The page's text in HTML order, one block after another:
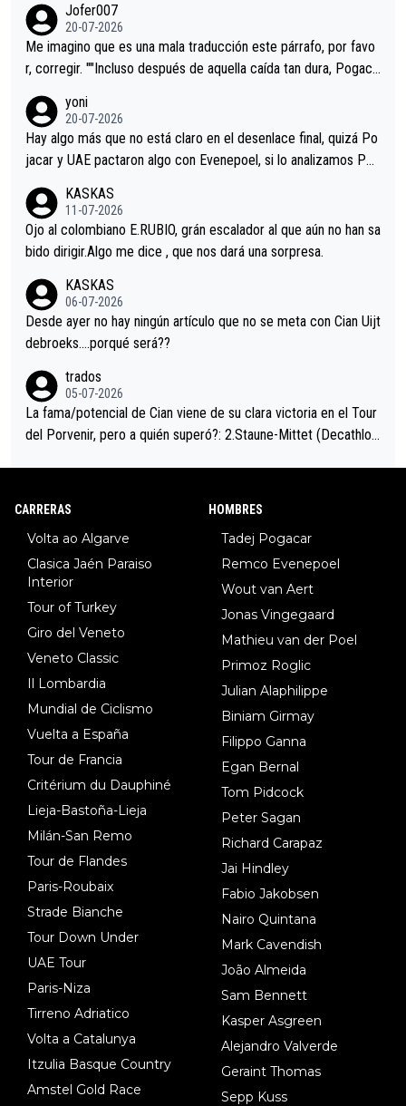
Minguez, Velez etc etc.Me da pena vivir estos momentos tan
tristes sin victorias.
Jofer007
20-07-2026
Me imagino que es una mala traducción este párrafo, por favo
r, corregir. ""Incluso después de aquella caída tan dura, Pogaca
permaneció pegado a su rueda. Parecía increíble la forma en l
a que era capaz de controlar el miedo", recordó."
yoni
20-07-2026
Hay algo más que no está claro en el desenlace final, quizá Po
jacar y UAE pactaron algo con Evenepoel, si lo analizamos Poj
i sin pedalear, luego está el saludo con Evenepoel dándose la
mano de una manera muy fraternal, más allá de los típicos toqu
es en el hombro con que saludaba a Vingegard. Ahí hubo una in
eta, a ver si por querer poner a Del Toro con calzador en posi
ción de podio UAE y Pojacar se van complicar el tour.
KASKAS
11-07-2026
Ojo al colombiano E.RUBIO, grán escalador al que aún no han sa
bido dirigir.Algo me dice , que nos dará una sorpresa.
KASKAS
06-07-2026
Desde ayer no hay ningún artículo que no se meta con Cian Uijt
debroeks….porqué será??
trados
05-07-2026
La fama/potencial de Cian viene de su clara victoria en el Tour
del Porvenir, pero a quién superó?: 2.Staune-Mittet (Decathlon,
CARRERAS
Volta ao Algarve
Clasica Jaén Paraiso
Interior
Tour of Turkey
Giro del Veneto
Veneto Classic
Il Lombardia
Mundial de Ciclismo
Vuelta a España
Tour de Francia
Critérium du Dauphiné
Lieja-Bastoña-Lieja
Milán-San Remo
Tour de Flandes
Paris-Roubaix
Strade Bianche
Tour Down Under
UAE Tour
Paris-Niza
Tirreno Adriatico
Volta a Catalunya
Itzulia Basque Country
Amstel Gold Race
HOMBRES
Tadej Pogacar
Remco Evenepoel
Wout van Aert
Jonas Vingegaard
Mathieu van der Poel
Primoz Roglic
Julian Alaphilippe
Biniam Girmay
Filippo Ganna
Egan Bernal
Tom Pidcock
Peter Sagan
Richard Carapaz
Jai Hindley
Fabio Jakobsen
Nairo Quintana
Mark Cavendish
João Almeida
Sam Bennett
Kasper Asgreen
Alejandro Valverde
Geraint Thomas
Sepp Kuss